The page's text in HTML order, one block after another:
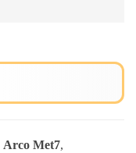
Arco Met7,